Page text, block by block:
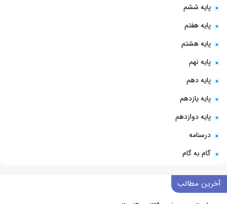
پایه ششم
پایه هفتم
پایه هشتم
پایه نهم
پایه دهم
پایه یازدهم
پایه دوازدهم
درسنامه
گام به گام
آخرین مطالب